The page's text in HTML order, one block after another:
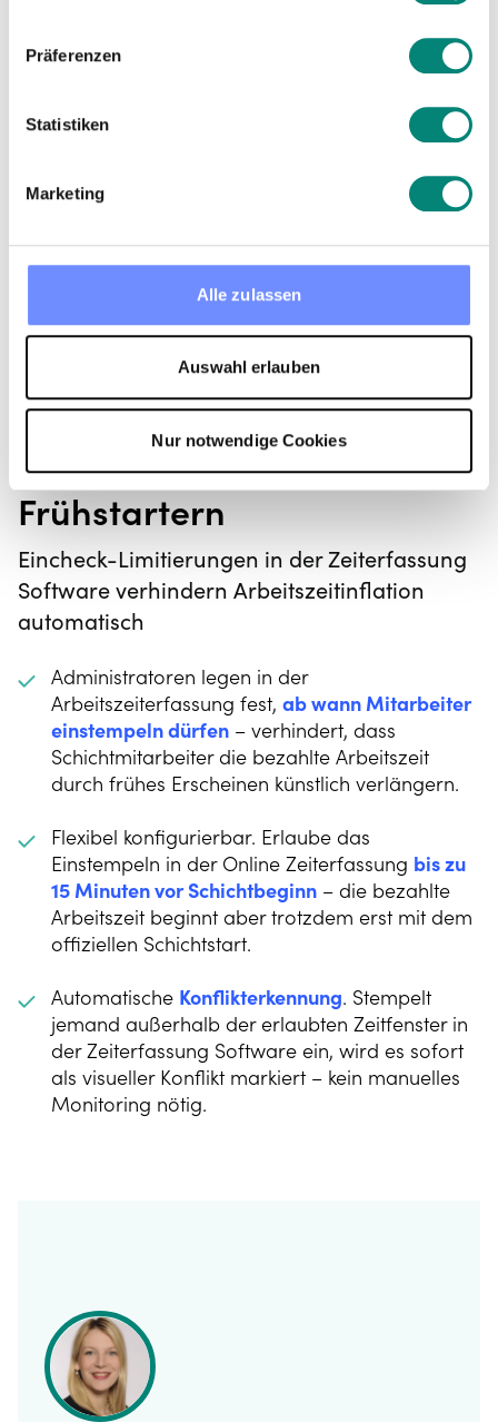
Präferenzen
Statistiken
Marketing
Alle zulassen
Auswahl erlauben
Nur notwendige Cookies
Schluss mit ungeplanten
Frühstartern
Eincheck-Limitierungen in der Zeiterfassung
Software verhindern Arbeitszeitinflation
automatisch
Administratoren legen in der
Arbeitszeiterfassung fest, ab wann Mitarbeiter
einstempeln dürfen – verhindert, dass
Schichtmitarbeiter die bezahlte Arbeitszeit
durch frühes Erscheinen künstlich verlängern.
Flexibel konfigurierbar. Erlaube das
Einstempeln in der Online Zeiterfassung bis zu
15 Minuten vor Schichtbeginn – die bezahlte
Arbeitszeit beginnt aber trotzdem erst mit dem
offiziellen Schichtstart.
Automatische Konflikterkennung. Stempelt
jemand außerhalb der erlaubten Zeitfenster in
der Zeiterfassung Software ein, wird es sofort
als visueller Konflikt markiert – kein manuelles
Monitoring nötig.